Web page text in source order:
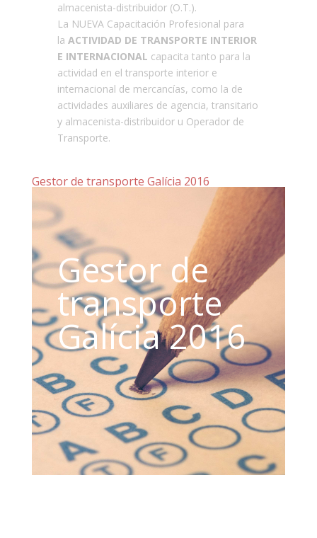
almacenista-distribuidor (O.T.).
La NUEVA Capacitación Profesional para
la ACTIVIDAD DE TRANSPORTE INTERIOR
E INTERNACIONAL capacita tanto para la
actividad en el transporte interior e
internacional de mercancías, como la de
actividades auxiliares de agencia, transitario
y almacenista-distribuidor u Operador de
Transporte.
Gestor de transporte Galícia 2016
Gestor de
transporte
Galícia 2016